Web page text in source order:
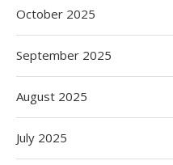
October 2025
September 2025
August 2025
July 2025